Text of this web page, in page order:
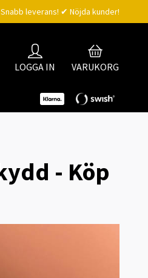
leverans! ✔ Nöjda kunder!
LOGGA IN VARUKORG
- Köp